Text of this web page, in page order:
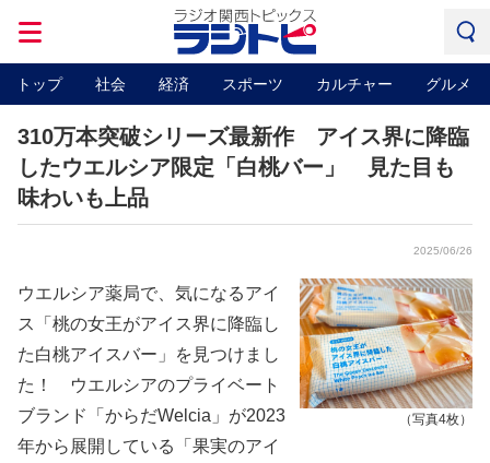
トップ 社会 経済 スポーツ カルチャー グルメ
310万本突破シリーズ最新作 アイス界に降臨
したウエルシア限定「白桃バー」 見た目も
味わいも上品
2025/06/26
（写真4枚）
ウエルシア薬局で、気になるアイ
ス「桃の女王がアイス界に降臨し
た白桃アイスバー」を見つけまし
た！ ウエルシアのプライベート
ブランド「からだWelcia」が2023
年から展開している「果実のアイ